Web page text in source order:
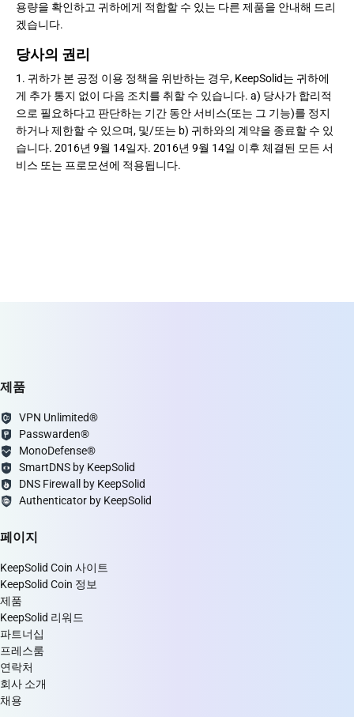
용량을 확인하고 귀하에게 적합할 수 있는 다른 제품을 안내해 드리
겠습니다.
당사의 권리
1. 귀하가 본 공정 이용 정책을 위반하는 경우, KeepSolid는 귀하에
게 추가 통지 없이 다음 조치를 취할 수 있습니다. a) 당사가 합리적
으로 필요하다고 판단하는 기간 동안 서비스(또는 그 기능)를 정지
하거나 제한할 수 있으며, 및/또는 b) 귀하와의 계약을 종료할 수 있
습니다. 2016년 9월 14일자. 2016년 9월 14일 이후 체결된 모든 서
비스 또는 프로모션에 적용됩니다.
제품
VPN Unlimited®
Passwarden®
MonoDefense®
SmartDNS by KeepSolid
DNS Firewall by KeepSolid
Authenticator by KeepSolid
페이지
KeepSolid Coin 사이트
KeepSolid Coin 정보
제품
KeepSolid 리워드
파트너십
프레스룸
연락처
회사 소개
채용